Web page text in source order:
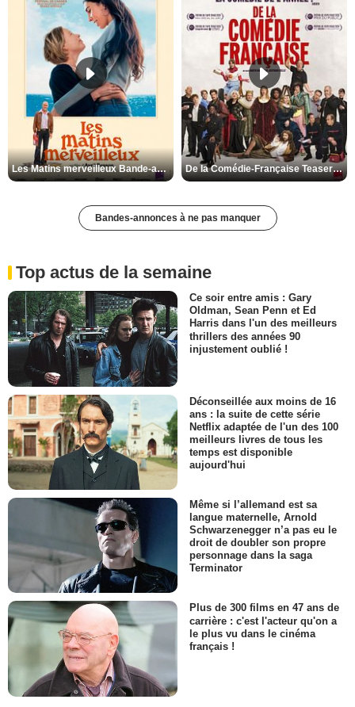
Les Matins merveilleux Bande-annonce VF De la Comédie-Française Teaser VF
Bandes-annonces à ne pas manquer
Top actus de la semaine
Ce soir entre amis : Gary
Oldman, Sean Penn et Ed
Harris dans l'un des meilleurs
thrillers des années 90
injustement oublié !
Déconseillée aux moins de 16
ans : la suite de cette série
Netflix adaptée de l'un des 100
meilleurs livres de tous les
temps est disponible
aujourd'hui
Même si l’allemand est sa
langue maternelle, Arnold
Schwarzenegger n’a pas eu le
droit de doubler son propre
personnage dans la saga
Terminator
Plus de 300 films en 47 ans de
carrière : c'est l'acteur qu'on a
le plus vu dans le cinéma
français !